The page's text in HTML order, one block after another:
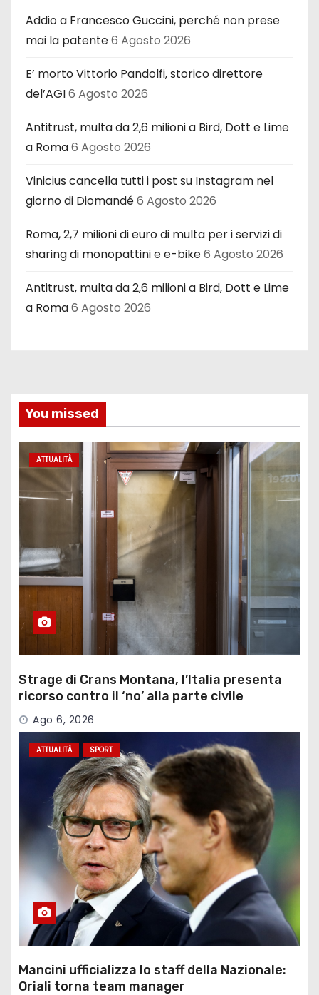
Addio a Francesco Guccini, perché non prese
mai la patente6 Agosto 2026
E’ morto Vittorio Pandolfi, storico direttore
del’AGI6 Agosto 2026
Antitrust, multa da 2,6 milioni a Bird, Dott e Lime
a Roma6 Agosto 2026
Vinicius cancella tutti i post su Instagram nel
giorno di Diomandé6 Agosto 2026
Roma, 2,7 milioni di euro di multa per i servizi di
sharing di monopattini e e-bike6 Agosto 2026
Antitrust, multa da 2,6 milioni a Bird, Dott e Lime
a Roma6 Agosto 2026
You missed
ATTUALITÀ
Strage di Crans Montana, l’Italia presenta
ricorso contro il ‘no’ alla parte civile
Ago 6, 2026
ATTUALITÀ SPORT
Mancini ufficializza lo staff della Nazionale:
Oriali torna team manager